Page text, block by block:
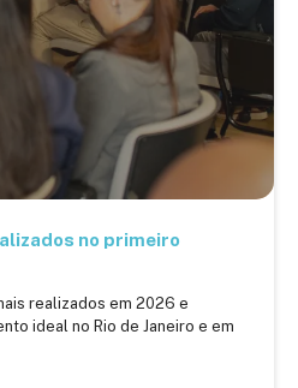
no primeiro
realizados em 2026 e
ideal no Rio de Janeiro e em